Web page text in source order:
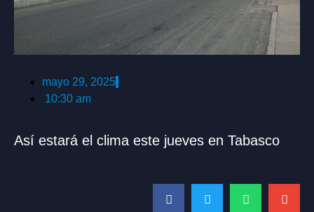
mayo 29, 2025
10:30 am
Así estará el clima este jueves en Tabasco